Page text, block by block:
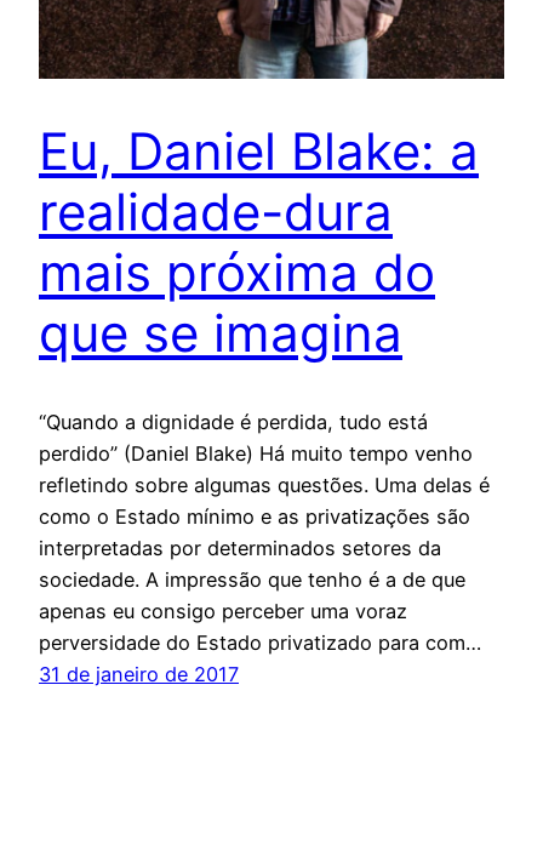
Eu, Daniel Blake: a
realidade-dura
mais próxima do
que se imagina
“Quando a dignidade é perdida, tudo está
perdido” (Daniel Blake) Há muito tempo venho
refletindo sobre algumas questões. Uma delas é
como o Estado mínimo e as privatizações são
interpretadas por determinados setores da
sociedade. A impressão que tenho é a de que
apenas eu consigo perceber uma voraz
perversidade do Estado privatizado para com…
31 de janeiro de 2017